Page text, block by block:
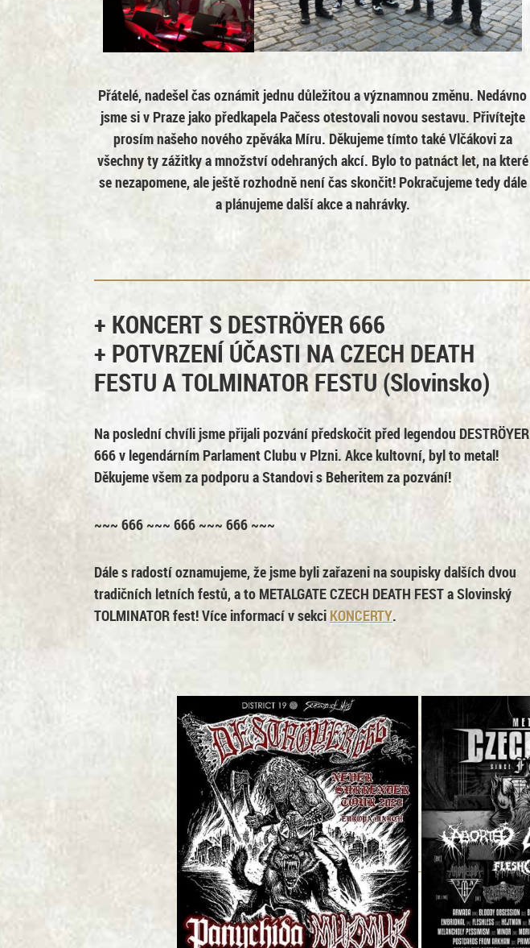
Přátelé, nadešel čas oznámit jednu důležitou a významnou změnu. Nedávno
jsme si v Praze jako předkapela Pačess otestovali novou sestavu. Přivítejte
prosím našeho nového zpěváka Míru. Děkujeme tímto také Vlčákovi za
všechny ty zážitky a množství odehraných akcí. Bylo to patnáct let, na které
se nezapomene, ale ještě rozhodně není čas skončit! Pokračujeme tedy dále
a plánujeme další akce a nahrávky.
+ KONCERT S DESTRÖYER 666
+ POTVRZENÍ ÚČASTI NA CZECH DEATH
FESTU A TOLMINATOR FESTU (Slovinsko)
Na poslední chvíli jsme přijali pozvání předskočit před legendouDESTRÖYER
666v legendárním Parlament Clubu v Plzni. Akce kultovní, byl to metal!
Děkujeme všem za podporu a Standovi s Beheritem za pozvání!
~~~ 666 ~~~ 666 ~~~ 666 ~~~
Dále s radostí oznamujeme, že jsme byli zařazeni na soupisky dalších dvou
tradičních letních festů, a to METALGATE CZECH DEATH FESTa Slovinský
TOLMINATORfest! Více informací v sekci KONCERTY.